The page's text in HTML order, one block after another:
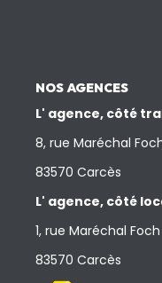
NOS AGENCES
L' agence, côté
8, rue Maréchal
83570 Carcès
L' agence, côté
1, rue Maréchal Foch
83570 Carcès